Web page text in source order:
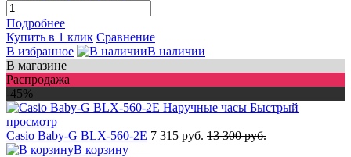
Подробнее
Купить в 1 клик Сравнение
В избранное
В наличии
В магазине
Распродажа
-45%
Быстрый
просмотр
Casio Baby-G BLX-560-2E 7 315 руб. 13 300 руб.
В корзину